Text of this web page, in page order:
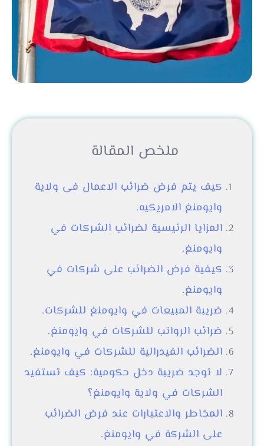
ملخص المقالة
كيف يتم فرض ضرائب الاعمال فى ولاية
وايومنغ الامريكيه.
المزايا الرئيسية لضرائب الشركات في
وايومنغ.
كيفية فرض الضرائب على شركات في
وايومنغ.
ضريبة المبيعات في وايومنغ للشركات.
ضرائب الرواتب للشركات في وايومنغ.
الضرائب الفيدرالية للشركات في وايومنغ.
لا توجد ضريبة دخل حكومية: كيف تستفيد
الشركات في ولاية وايومنغ؟
المخاطر والاعتبارات عند فرض الضرائب
على الشركة في وايومنغ.